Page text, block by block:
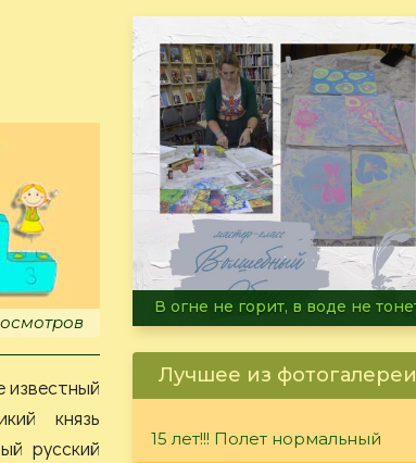
известный
князь
русский
Летние турниры Warhammer
Лучшее из фотогалереи
15 лет!!! Полет нормальный